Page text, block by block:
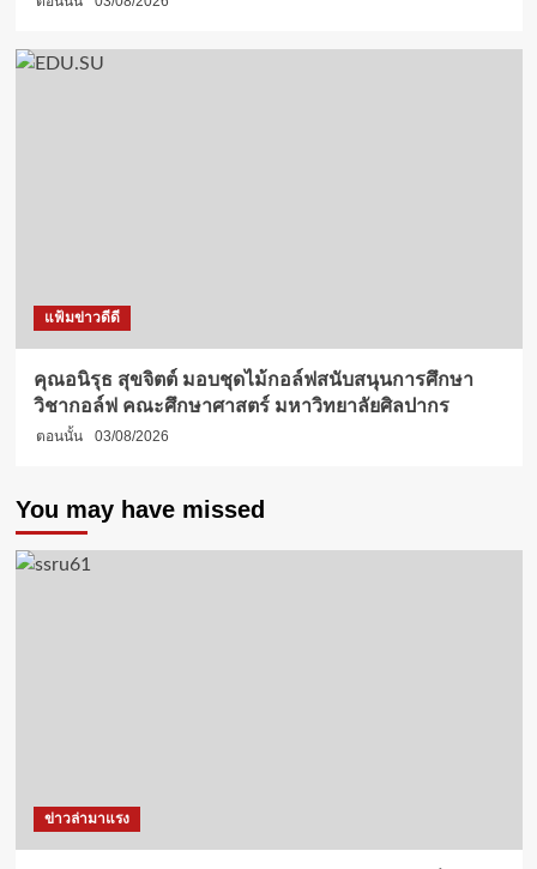
แฟ้มข่าวดีดี
คุณอนิรุธ สุขจิตต์ มอบชุดไม้กอล์ฟสนับสนุนการศึกษา
วิชากอล์ฟ คณะศึกษาศาสตร์ มหาวิทยาลัยศิลปากร
ตอนนั้น 03/08/2026
You may have missed
ข่าวล่ามาแรง